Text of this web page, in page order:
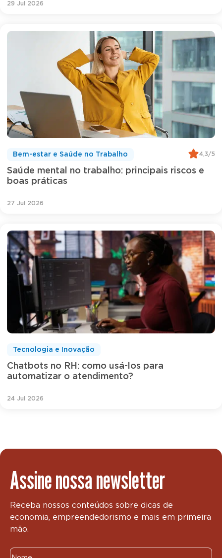
29 Jul 2026
Saúde mental no trabalho: principais riscos e
boas práticas
Bem-estar e Saúde no Trabalho 4,3/5
27 Jul 2026
Chatbots no RH: como usá-los para
automatizar o atendimento?
Tecnologia e Inovação
24 Jul 2026
Assine nossa newsletter
Receba nossos conteúdos sobre dicas de
economia, empreendedorismo e mais em primeira
mão.